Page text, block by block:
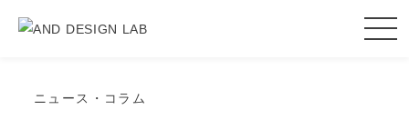
ニュース・コラム